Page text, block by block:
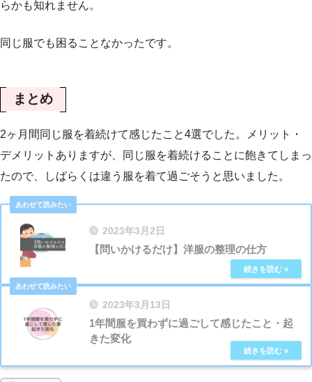
らかも知れません。
同じ服でも困ることなかったです。
まとめ
2ヶ月間同じ服を着続けて感じたこと4選でした。メリット・
デメリットありますが、同じ服を着続けることに飽きてしまっ
たので、しばらくは違う服を着て過ごそうと思いました。
2023年3月2日
【問いかけるだけ】洋服の整理の仕方
2023年3月13日
1年間服を買わずに過ごして感じたこと・起
きた変化